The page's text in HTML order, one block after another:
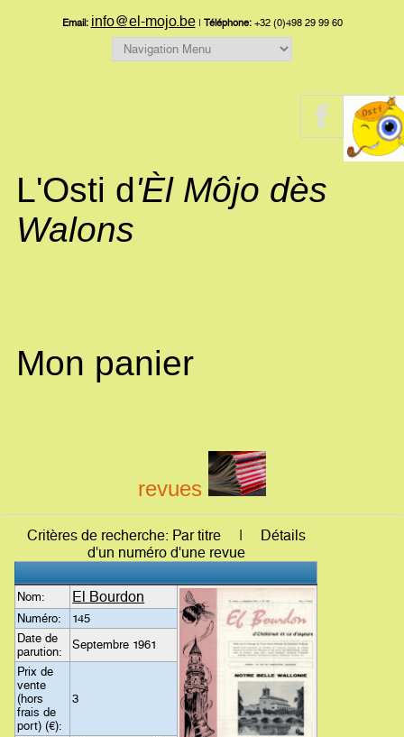
Email: info@el-mojo.be| Téléphone:+32 (0)498 29 99 60
L'Osti d'Èl Môjo dès
Walons
Mon panier
revues
Critères de recherche: Par titre | Détails
d'un numéro d'une revue
Nom: El Bourdon
Numéro:
145
Date de
parution:
Septembre 1961
Prix de
vente
(hors
frais de
port) (€):
3